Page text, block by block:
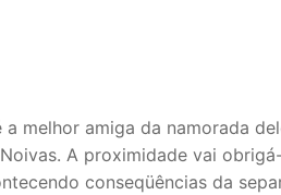
melhor amiga da namorada
A proximidade vai
conseqüências da